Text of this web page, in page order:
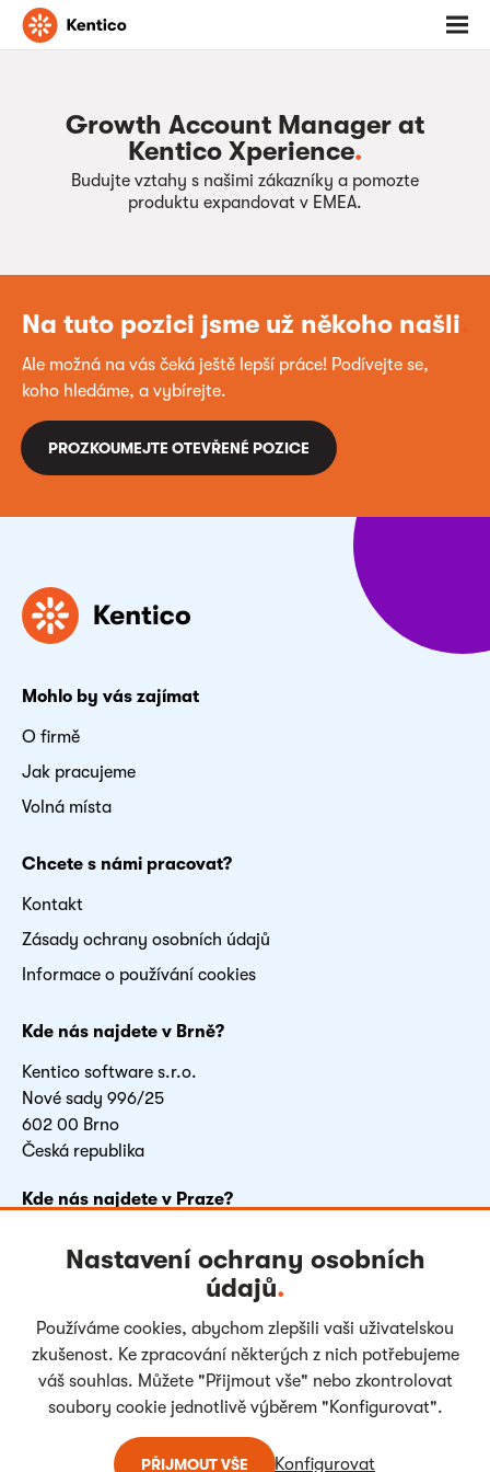
Jděte
na
menu
Growth Account Manager at
Kentico Xperience.
Budujte vztahy s našimi zákazníky a pomozte
produktu expandovat v EMEA.
Na tuto pozici jsme už někoho našli
Ale možná na vás čeká ještě lepší práce! Podívejte se,
koho hledáme, a vybírejte.
PROZKOUMEJTE OTEVŘENÉ POZICE
Mohlo by vás zajímat
O firmě
Jak pracujeme
Volná místa
Chcete s námi pracovat?
Kontakt
Zásady ochrany osobních údajů
Informace o používání cookies
Kde nás najdete v Brně?
Kentico software s.r.o.
Nové sady 996/25
602 00 Brno
Česká republika
Kde nás najdete v Praze?
Vyskočilova 1481/4
Česká republika
FacebookLinkedInYoutubeInstagram
Nastavení ochrany osobních
údajů.
Používáme cookies, abychom zlepšili vaši uživatelskou
zkušenost. Ke zpracování některých z nich potřebujeme
váš souhlas. Můžete "Přijmout vše" nebo zkontrolovat
soubory cookie jednotlivě výběrem "Konfigurovat".
PŘIJMOUT VŠE Konfigurovat